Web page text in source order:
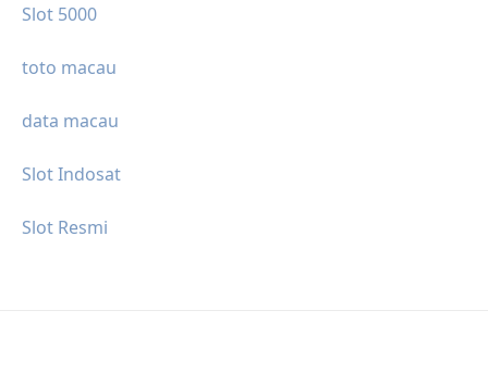
Slot 5000
toto macau
data macau
Slot Indosat
Slot Resmi